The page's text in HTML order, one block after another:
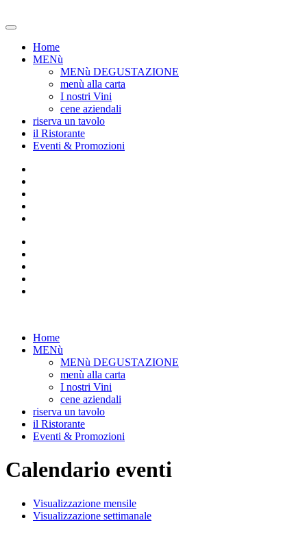
Home
MENù
MENù DEGUSTAZIONE
menù alla carta
I nostri Vini
cene aziendali
riserva un tavolo
il Ristorante
Eventi & Promozioni
Home
MENù
MENù DEGUSTAZIONE
menù alla carta
I nostri Vini
cene aziendali
riserva un tavolo
il Ristorante
Eventi & Promozioni
Calendario eventi
Visualizzazione mensile
Visualizzazione settimanale